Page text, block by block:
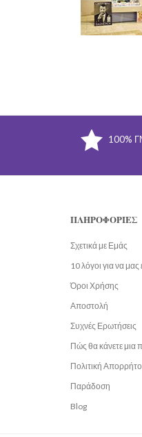
100%
ΠΛΗΡΟΦΟΡΊΕΣ
Σχετικά με Εμάς
10 λόγοι για να μας
Όροι Χρήσης
Αποστολή
Συχνές Ερωτήσεις
Πώς θα κάνετε μια
Πολιτική
Παράδοση
Blog